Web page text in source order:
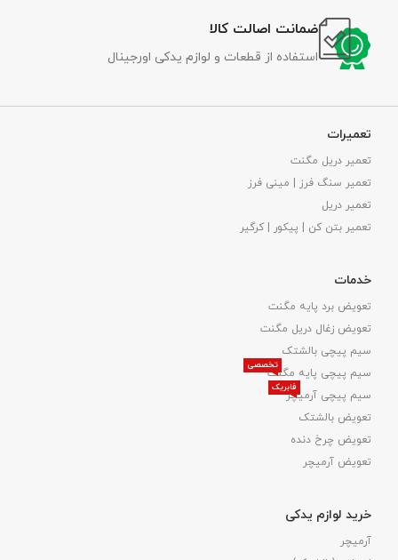
ضمانت اصالت کالا
استفاده از قطعات و لوازم یدکی اورجینال
تعمیرات
تعمیر دریل مگنت
تعمیر سنگ فرز | مینی فرز
تعمیر دریل
تعمیر بتن کن | پیکور | کرگیر
خدمات
تعویض برد پایه مگنت
تعویض زغال دریل مگنت
سیم پیچی بالشتک
سیم پیچی پایه مگنت
تخصصی
سیم پیچی آرمیچر
فابریک
تعویض بالشتک​
تعویض چرخ دنده
تعویض آرمیچر
خرید لوازم یدکی
آرمیچر